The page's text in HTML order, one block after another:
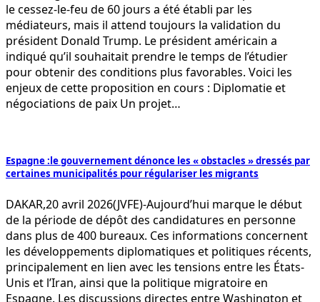
le cessez-le-feu de 60 jours a été établi par les
médiateurs, mais il attend toujours la validation du
président Donald Trump. Le président américain a
indiqué qu’il souhaitait prendre le temps de l’étudier
pour obtenir des conditions plus favorables. Voici les
enjeux de cette proposition en cours : Diplomatie et
négociations de paix Un projet…
Espagne :le gouvernement dénonce les « obstacles » dressés par
certaines municipalités pour régulariser les migrants
DAKAR,20 avril 2026(JVFE)-Aujourd’hui marque le début
de la période de dépôt des candidatures en personne
dans plus de 400 bureaux. Ces informations concernent
les développements diplomatiques et politiques récents,
principalement en lien avec les tensions entre les États-
Unis et l’Iran, ainsi que la politique migratoire en
Espagne. Les discussions directes entre Washington et